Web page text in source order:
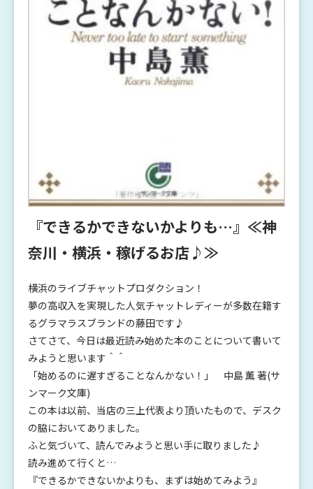
『できるかできないかよりも…』≪神
奈川・横浜・稼げるお店♪≫
横浜のライブチャットプロダクション！
夢の高収入を実現した人気チャットレディーが多数在籍す
るグラマラスブランドの藤田です♪
さてさて、今日は最近読み始めた本のことについて書いて
みようと思います＾＾
「始めるのに遅すぎることなんかない！」 中島 薫 著(サ
ンマーク文庫)
この本は以前、当店の三上代表より頂いたもので、デスク
の脇においてありました。
ふと気づいて、読んでみようと思い手に取りました♪
読み進めて行くと…
『できるかできないかよりも、まずは始めてみよう』